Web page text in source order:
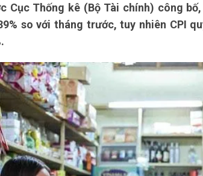
Cục Thống kê (Bộ Tài chính) công
so với tháng trước, tuy nhiên CPI